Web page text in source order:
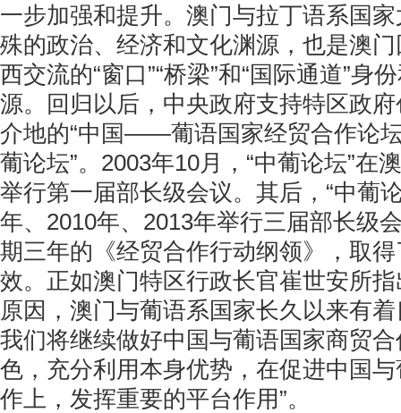
一步加强和提升。澳门与拉丁语系国
殊的政治、经济和文化渊源，也是澳
西交流的“窗口”“桥梁”和“国际通道”身
源。回归以后，中央政府支持特区政
介地的“中国——葡语国家经贸合作论
葡论坛”。2003年10月，“中葡论坛”在
举行第一届部长级会议。其后，“中葡
年、2010年、2013年举行三届部长级
期三年的《经贸合作行动纲领》，取
效。正如澳门特区行政长官崔世安所
原因，澳门与葡语系国家长久以来有
我们将继续做好中国与葡语国家商贸
色，充分利用本身优势，在促进中国
作上，发挥重要的平台作用”。